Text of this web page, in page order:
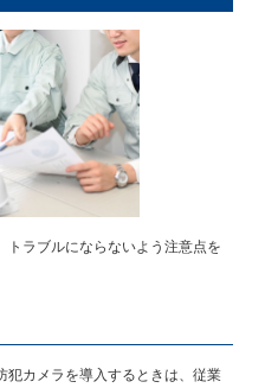
トラブルにならないよう注意点を
犯カメラを導入するときは、従業